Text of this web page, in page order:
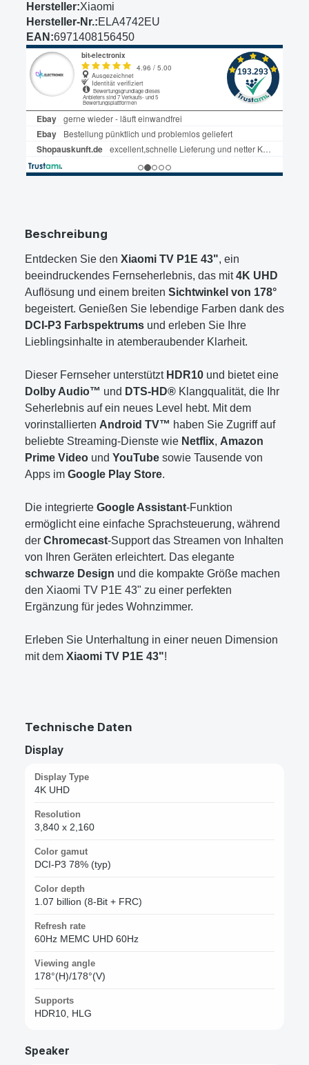
Hersteller:Xiaomi
Hersteller-Nr.:ELA4742EU
EAN:6971408156450
Beschreibung
Entdecken Sie den Xiaomi TV P1E 43", ein
beeindruckendes Fernseherlebnis, das mit4K UHD
Auflösung und einem breiten Sichtwinkel von 178°
begeistert. Genießen Sie lebendige Farben dank des
DCI-P3 Farbspektrums und erleben Sie Ihre
Lieblingsinhalte in atemberaubender Klarheit.
Dieser Fernseher unterstützt HDR10 und bietet eine
Dolby Audio™ und DTS-HD® Klangqualität, die Ihr
Seherlebnis auf ein neues Level hebt. Mit dem
vorinstallierten Android TV™ haben Sie Zugriff auf
beliebte Streaming-Dienste wie Netflix, Amazon
Prime Video und YouTube sowie Tausende von
Apps im Google Play Store.
Die integrierte Google Assistant-Funktion
ermöglicht eine einfache Sprachsteuerung, während
der Chromecast-Support das Streamen von Inhalten
von Ihren Geräten erleichtert. Das elegante
schwarze Design und die kompakte Größe machen
den Xiaomi TV P1E 43" zu einer perfekten
Ergänzung für jedes Wohnzimmer.
Erleben Sie Unterhaltung in einer neuen Dimension
mit dem Xiaomi TV P1E 43"!
Technische Daten
Display
Display Type
4K UHD
Resolution
3,840 x 2,160
Color gamut
DCI-P3 78% (typ)
Color depth
1.07 billion (8-Bit + FRC)
Refresh rate
60Hz MEMC UHD 60Hz
Viewing angle
178°(H)/178°(V)
Supports
HDR10, HLG
Speaker